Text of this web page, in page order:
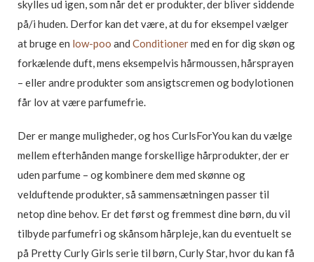
skylles ud igen, som når det er produkter, der bliver siddende
på/i huden. Derfor kan det være, at du for eksempel vælger
at bruge en low-poo and Conditionermed en for dig skøn og
forkælende duft, mens eksempelvis hårmoussen, hårsprayen
– eller andre produkter som ansigtscremen og bodylotionen
får lov at være parfumefrie.
Der er mange muligheder, og hos CurlsForYou kan du vælge
mellem efterhånden mange forskellige hårprodukter, der er
uden parfume – og kombinere dem med skønne og
velduftende produkter, så sammensætningen passer til
netop dine behov. Er det først og fremmest dine børn, du vil
tilbyde parfumefri og skånsom hårpleje, kan du eventuelt se
på Pretty Curly Girls serie til børn, Curly Star, hvor du kan få